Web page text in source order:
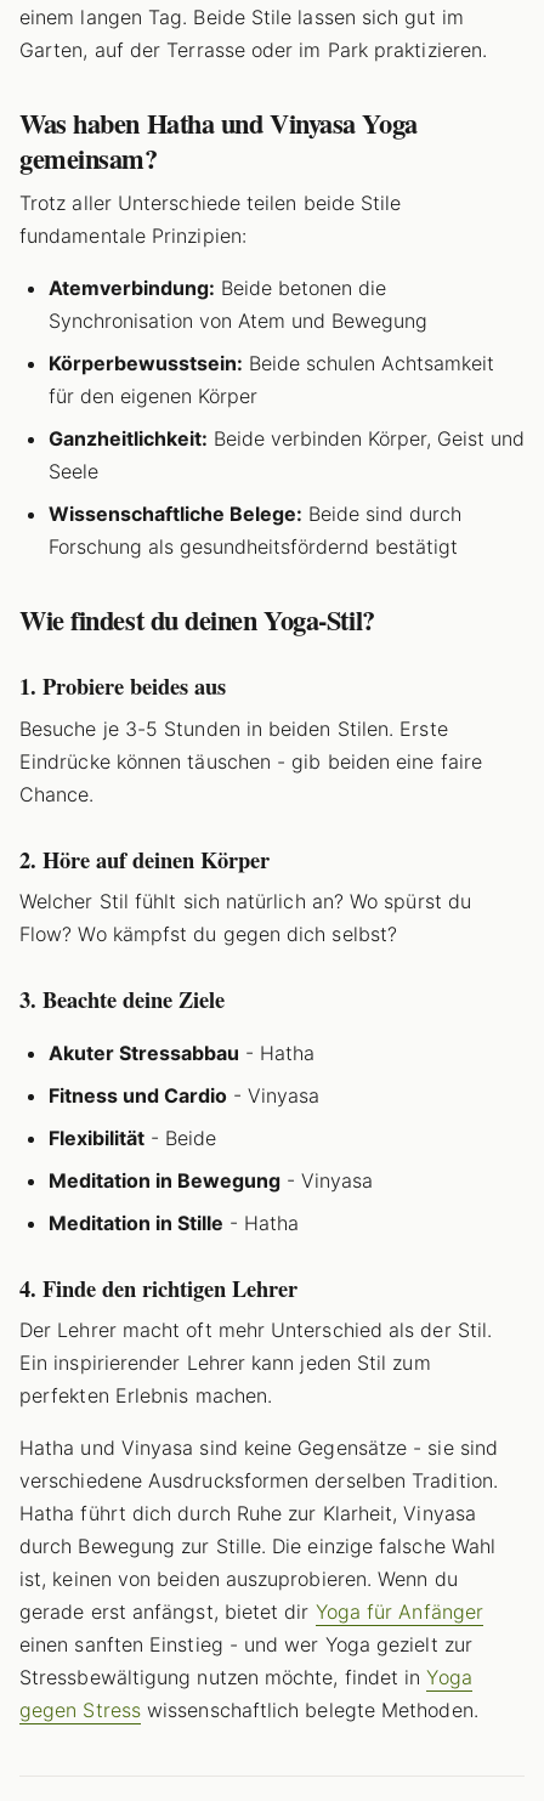
einem langen Tag. Beide Stile lassen sich gut im
Garten, auf der Terrasse oder im Park praktizieren.
Was haben Hatha und Vinyasa Yoga
gemeinsam?
Trotz aller Unterschiede teilen beide Stile
fundamentale Prinzipien:
Atemverbindung: Beide betonen die
Synchronisation von Atem und Bewegung
Körperbewusstsein: Beide schulen Achtsamkeit
für den eigenen Körper
Ganzheitlichkeit: Beide verbinden Körper, Geist und
Seele
Wissenschaftliche Belege: Beide sind durch
Forschung als gesundheitsfördernd bestätigt
Wie findest du deinen Yoga-Stil?
1. Probiere beides aus
Besuche je 3-5 Stunden in beiden Stilen. Erste
Eindrücke können täuschen - gib beiden eine faire
Chance.
2. Höre auf deinen Körper
Welcher Stil fühlt sich natürlich an? Wo spürst du
Flow? Wo kämpfst du gegen dich selbst?
3. Beachte deine Ziele
Akuter Stressabbau - Hatha
Fitness und Cardio - Vinyasa
Flexibilität - Beide
Meditation in Bewegung - Vinyasa
Meditation in Stille - Hatha
4. Finde den richtigen Lehrer
Der Lehrer macht oft mehr Unterschied als der Stil.
Ein inspirierender Lehrer kann jeden Stil zum
perfekten Erlebnis machen.
Hatha und Vinyasa sind keine Gegensätze - sie sind
verschiedene Ausdrucksformen derselben Tradition.
Hatha führt dich durch Ruhe zur Klarheit, Vinyasa
durch Bewegung zur Stille. Die einzige falsche Wahl
ist, keinen von beiden auszuprobieren. Wenn du
gerade erst anfängst, bietet dir Yoga für Anfänger
einen sanften Einstieg - und wer Yoga gezielt zur
Stressbewältigung nutzen möchte, findet inYoga
gegen Stresswissenschaftlich belegte Methoden.